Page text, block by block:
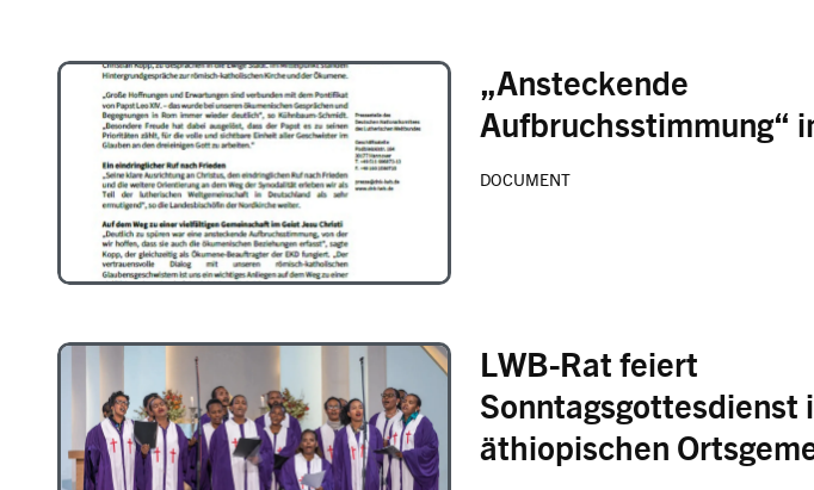
Image
„Ansteckende
Aufbruchsstimmung“
DOCUMENT
Image
LWB-Rat feiert
Sonntagsgottesdienst
äthiopischen